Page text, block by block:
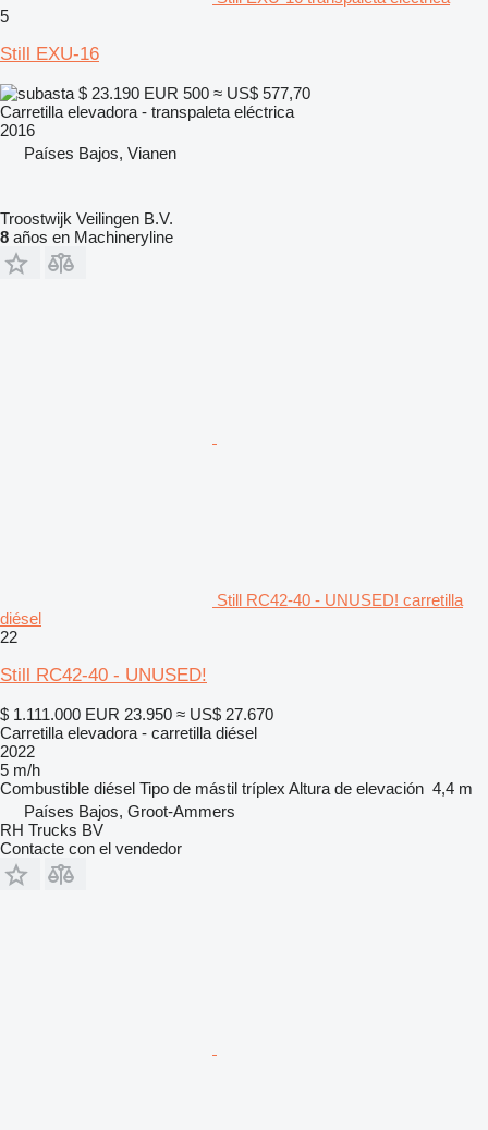
5
Still EXU-16
$ 23.190 EUR 500 ≈ US$ 577,70
Carretilla elevadora - transpaleta eléctrica
2016
Países Bajos, Vianen
Troostwijk Veilingen B.V.
8 años en Machineryline
Still RC42-40 - UNUSED! carretilla
diésel
22
Still RC42-40 - UNUSED!
$ 1.111.000 EUR 23.950 ≈ US$ 27.670
Carretilla elevadora - carretilla diésel
2022
5 m/h
Combustible diésel Tipo de mástil tríplex Altura de elevación 4,4 m
Países Bajos, Groot-Ammers
RH Trucks BV
Contacte con el vendedor